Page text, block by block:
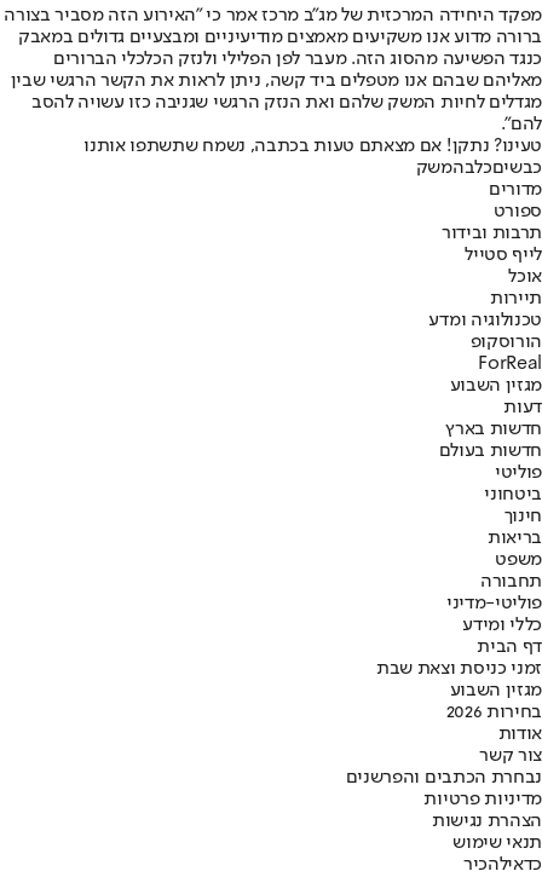
מפקד היחידה המרכזית של מג"ב מרכז אמר כי "האירוע הזה מסביר בצורה
ברורה מדוע אנו משקיעים מאמצים מודיעיניים ומבצעיים גדולים במאבק
כנגד הפשיעה מהסוג הזה. מעבר לפן הפלילי ולנזק הכלכלי הברורים
מאליהם שבהם אנו מטפלים ביד קשה, ניתן לראות את הקשר הרגשי שבין
מגדלים לחיות המשק שלהם ואת הנזק הרגשי שגניבה כזו עשויה להסב
להם".
טעינו? נתקן! אם מצאתם טעות בכתבה, נשמח שתשתפו אותנו
כבשיםכלבהמשק
מדורים
ספורט
תרבות ובידור
לייף סטייל
אוכל
תיירות
טכנולוגיה ומדע
הורוסקופ
ForReal
מגזין השבוע
דעות
חדשות בארץ
חדשות בעולם
פוליטי
ביטחוני
חינוך
בריאות
משפט
תחבורה
פוליטי-מדיני
כללי ומידע
דף הבית
זמני כניסת וצאת שבת
מגזין השבוע
בחירות 2026
אודות
צור קשר
נבחרת הכתבים והפרשנים
מדיניות פרטיות
הצהרת נגישות
תנאי שימוש
כדאילהכיר